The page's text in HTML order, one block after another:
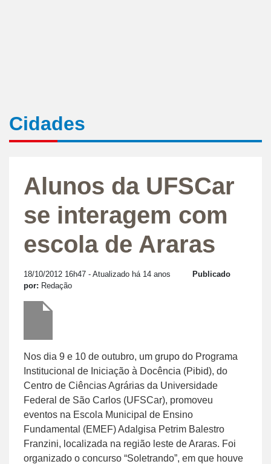
Cidades
Alunos da UFSCar
se interagem com
escola de Araras
18/10/2012 16h47 - Atualizado há 14 anos
Publicado
por: Redação
Nos dia 9 e 10 de outubro, um grupo do Programa
Institucional de Iniciação à Docência (Pibid), do
Centro de Ciências Agrárias da Universidade
Federal de São Carlos (UFSCar), promoveu
eventos na Escola Municipal de Ensino
Fundamental (EMEF) Adalgisa Petrim Balestro
Franzini, localizada na região leste de Araras. Foi
organizado o concurso “Soletrando”, em que houve